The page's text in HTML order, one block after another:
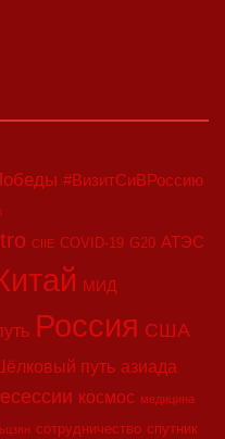
#ВизитСиВРоссию
CIIE COVID-19 G20 АТЭС
МИД
Россия США
Шёлковый путь азиада
космос медицина
сотрудничество спутник